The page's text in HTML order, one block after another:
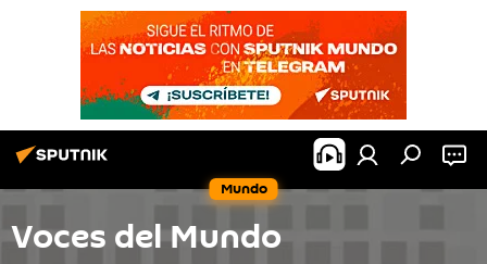
Mundo
Voces del Mundo